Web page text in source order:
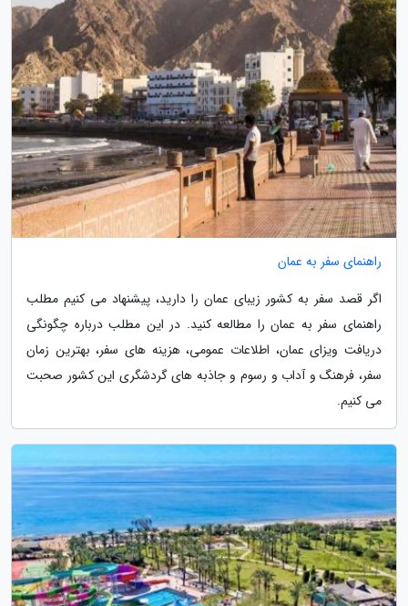
راهنمای سفر به عمان
اگر قصد سفر به کشور زیبای عمان را دارید، پیشنهاد می کنیم مطلب
راهنمای سفر به عمان را مطالعه کنید. در این مطلب درباره چگونگی
دریافت ویزای عمان، اطلاعات عمومی، هزینه های سفر، بهترین زمان
سفر، فرهنگ و آداب و رسوم و جاذبه های گردشگری این کشور صحبت
می کنیم.